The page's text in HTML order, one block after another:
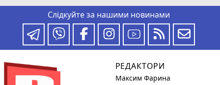
Слідкуйте за нашими новинами
РЕДАКТОРИ
Максим Фарина